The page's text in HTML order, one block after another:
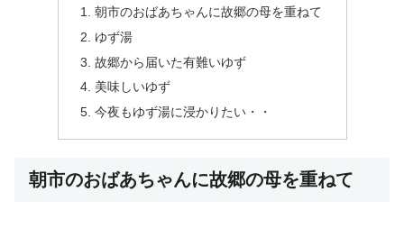
朝市のおばあちゃんに故郷の母を重ねて
ゆず湯
故郷から届いた有難いゆず
美味しいゆず
今夜もゆず湯に浸かりたい・・
朝市のおばあちゃんに故郷の母を重ねて